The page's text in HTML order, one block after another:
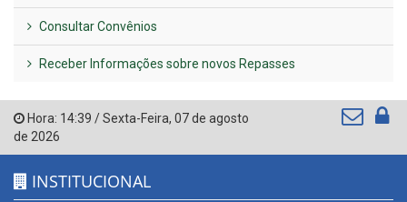
Consultar Convênios
Receber Informações sobre novos Repasses
Hora: 14:39 /Sexta-Feira, 07 de agosto
de 2026
INSTITUCIONAL